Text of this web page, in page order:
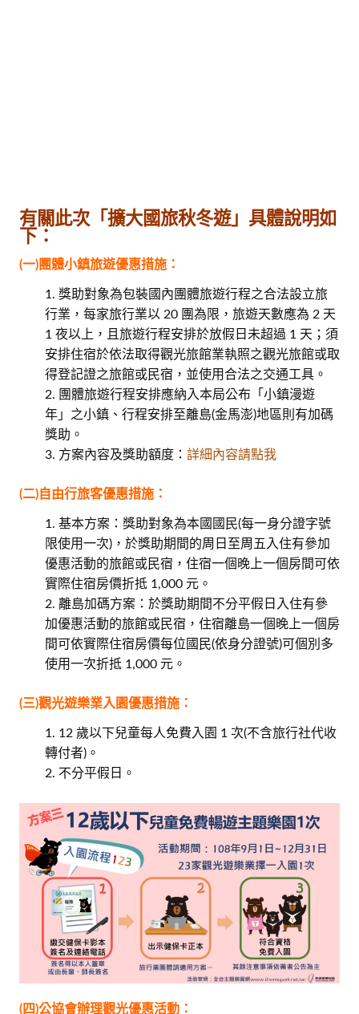
有關此次「擴大國旅秋冬遊」具體說明如
下：
(一)團體小鎮旅遊優惠措施：
獎助對象為包裝國內團體旅遊行程之合法設立旅
行業，每家旅行業以 20 團為限，旅遊天數應為 2 天
1 夜以上，且旅遊行程安排於放假日未超過 1 天；須
安排住宿於依法取得觀光旅館業執照之觀光旅館或取
得登記證之旅館或民宿，並使用合法之交通工具。
團體旅遊行程安排應納入本局公布「小鎮漫遊
年」之小鎮、行程安排至離島(金馬澎)地區則有加碼
獎助。
方案內容及獎助額度： 詳細內容請點我
(二)自由行旅客優惠措施：
基本方案：獎助對象為本國國民(每一身分證字號
限使用一次)，於獎助期間的周日至周五入住有參加
優惠活動的旅館或民宿，住宿一個晚上一個房間可依
實際住宿房價折抵 1,000 元。
離島加碼方案：於獎助期間不分平假日入住有參
加優惠活動的旅館或民宿，住宿離島一個晚上一個房
間可依實際住宿房價每位國民(依身分證號)可個別多
使用一次折抵 1,000 元。
(三)觀光遊樂業入園優惠措施：
12 歲以下兒童每人免費入園 1 次(不含旅行社代收
轉付者)。
不分平假日。
(四)公協會辦理觀光優惠活動：